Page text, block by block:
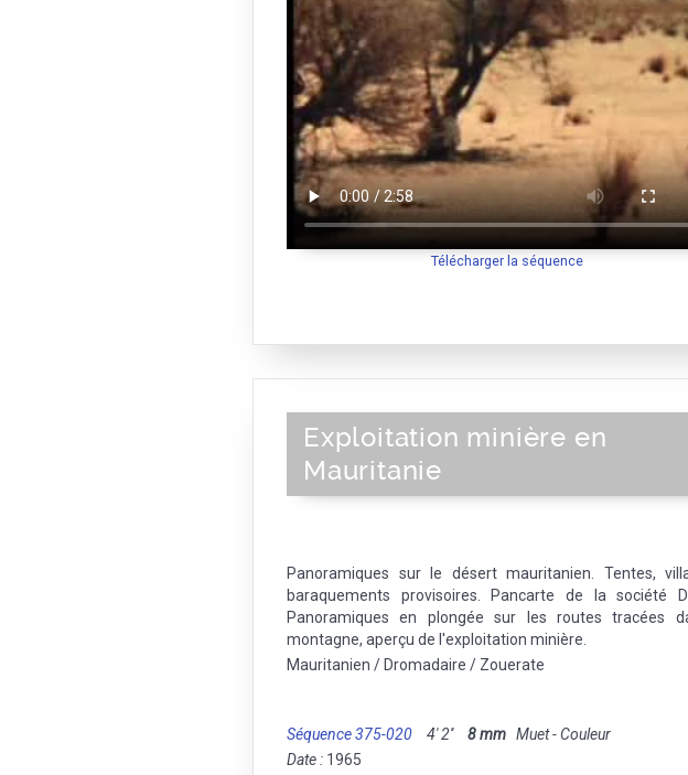
Télécharger la séquence
Exploitation minière en
Mauritanie
Panoramiques sur le désert mauritanien. Tentes,
baraquements provisoires. Pancarte de la société
Panoramiques en plongée sur les routes tracées
montagne, aperçu de l'exploitation minière.
Mauritanien / Dromadaire / Zouerate
Séquence 375-020 4' 2'' 8 mm Muet - Couleur
Date : 1965